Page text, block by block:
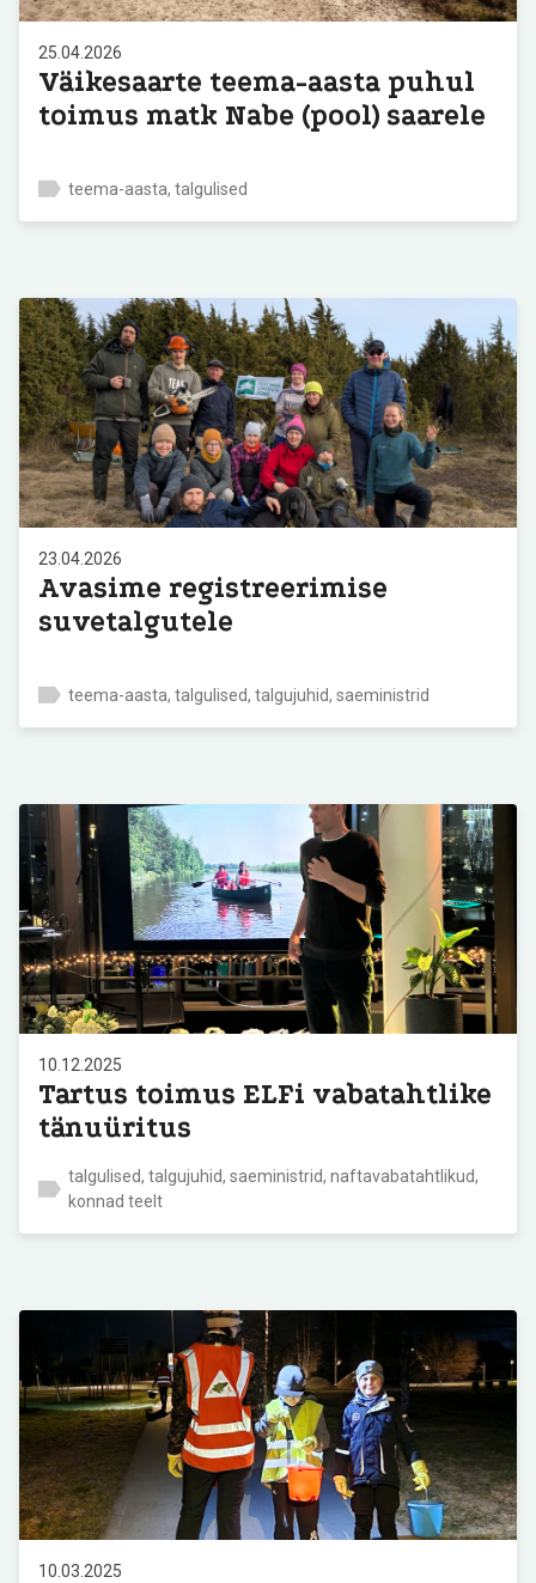
25.04.2026
Väikesaarte teema-aasta puhul
toimus matk Nabe (pool) saarele
teema-aasta, talgulised
23.04.2026
Avasime registreerimise
suvetalgutele
teema-aasta, talgulised, talgujuhid, saeministrid
10.12.2025
Tartus toimus ELFi vabatahtlike
tänuüritus
talgulised, talgujuhid, saeministrid, naftavabatahtlikud,
konnad teelt
10.03.2025